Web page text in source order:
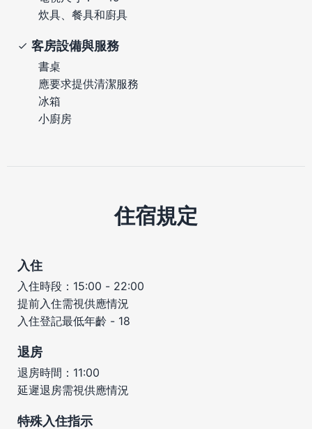
炊具、餐具和廚具
客房設備與服務
書桌
應要求提供清潔服務
冰箱
小廚房
住宿規定
入住
入住時段：15:00 - 22:00
提前入住需視供應情況
入住登記最低年齡 - 18
退房
退房時間：11:00
延遲退房需視供應情況
特殊入住指示